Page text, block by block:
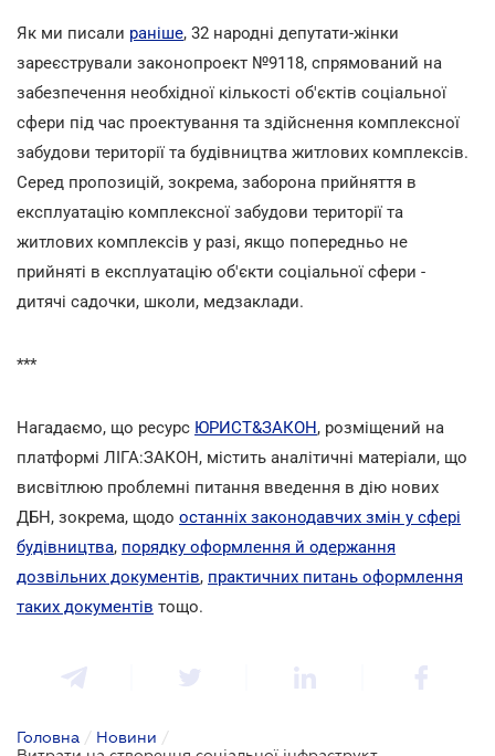
Як ми писали раніше, 32 народні депутати-жінки
зареєстрували законопроект №9118, спрямований на
забезпечення необхідної кількості об'єктів соціальної
сфери під час проектування та здійснення комплексної
забудови території та будівництва житлових комплексів.
Серед пропозицій, зокрема, заборона прийняття в
експлуатацію комплексної забудови території та
житлових комплексів у разі, якщо попередньо не
прийняті в експлуатацію об'єкти соціальної сфери -
дитячі садочки, школи, медзаклади.
***
Нагадаємо, що ресурс ЮРИСТ&ЗАКОН, розміщений на
платформі ЛІГА:ЗАКОН, містить аналітичні матеріали, що
висвітлюю проблемні питання введення в дію нових
ДБН, зокрема, щодо останніх законодавчих змін у сфері
будівництва, порядку оформлення й одержання
дозвільних документів, практичних питань оформлення
таких документів тощо.
Головна / Новини /